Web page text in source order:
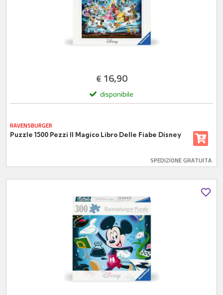
€16,90
disponibile
RAVENSBURGER
Puzzle 1500 Pezzi Il Magico Libro Delle Fiabe Disney
SPEDIZIONE GRATUITA